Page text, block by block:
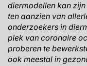
diermodellen kan
ten aanzien van
onderzoekers in
plek van coronaire
proberen te
ook meestal in